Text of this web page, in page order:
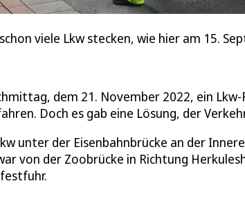
viele Lkw stecken, wie hier am 15.
dem 21. November 2022, ein
Doch es gab eine Lösung, der
unter der Eisenbahnbrücke an der
von der Zoobrücke in Richtung